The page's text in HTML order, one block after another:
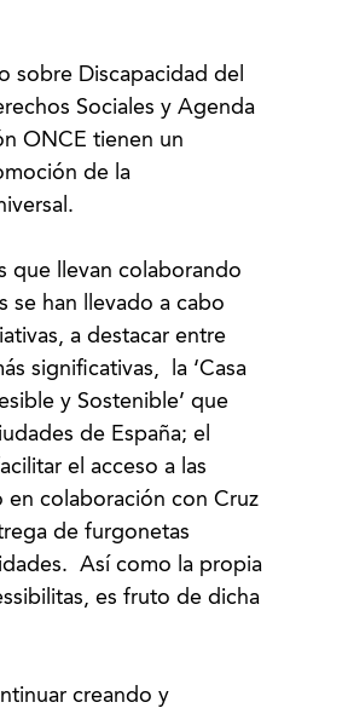
sobre Discapacidad del
Sociales y Agenda
ONCE tienen un
de la
que llevan colaborando
se han llevado a cabo
a destacar entre
significativas, la ‘Casa
y Sostenible’ que
de España; el
el acceso a las
en colaboración con Cruz
de furgonetas
Así como la propia
es fruto de dicha
creando y